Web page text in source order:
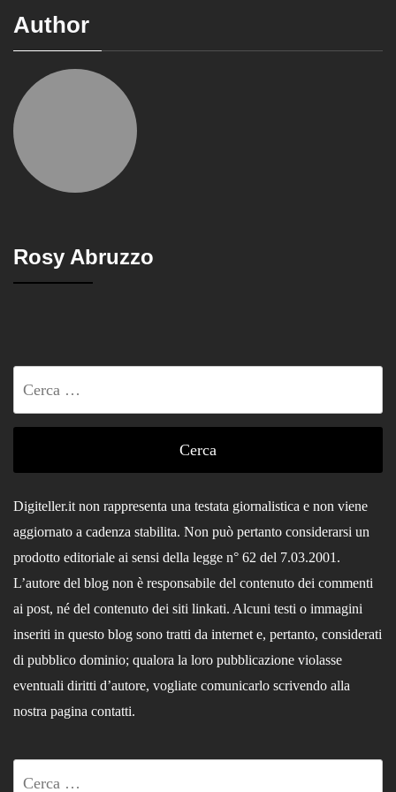
Author
Rosy Abruzzo
Digiteller.it non rappresenta una testata giornalistica e non viene
aggiornato a cadenza stabilita. Non può pertanto considerarsi un
prodotto editoriale ai sensi della legge n° 62 del 7.03.2001.
L’autore del blog non è responsabile del contenuto dei commenti
ai post, né del contenuto dei siti linkati. Alcuni testi o immagini
inseriti in questo blog sono tratti da internet e, pertanto, considerati
di pubblico dominio; qualora la loro pubblicazione violasse
eventuali diritti d’autore, vogliate comunicarlo scrivendo alla
nostra pagina contatti.